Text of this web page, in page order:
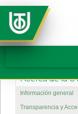
Acerca de la
Información general
Transparencia y